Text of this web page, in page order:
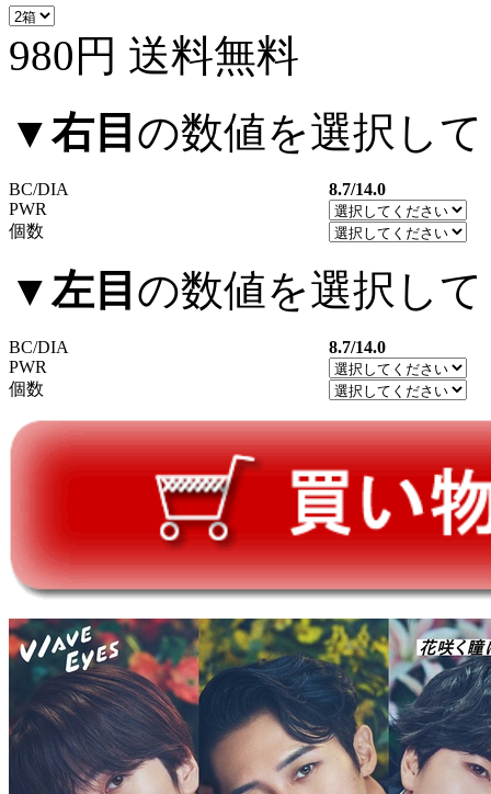
980円 送料無料
▼右目 の数値を選択し
BC/DIA
8.7/14.0
PWR
個数
▼左目 の数値を選択し
BC/DIA
8.7/14.0
PWR
個数